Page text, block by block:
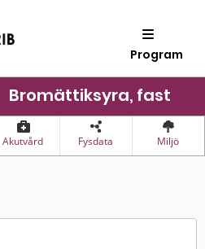
Program
Bromättiksyra, fast
Akutvård Fysdata Miljö